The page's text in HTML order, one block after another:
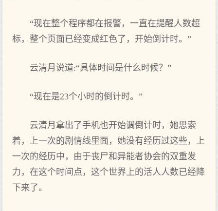
“现在整个程序都在报警，一直在提醒人数超
标，整个页面已经变成红色了，开始倒计时。”
云清月说道:“具体时间是什么时候？”
“现在是23个小时的倒计时。”
云清月拿出了手机也开始调倒计时，她思索
着，上一次的剧情线里面，她没有经历过这些，上
一次的经历中，由于丧尸和异能者协会的双重发
力，在这个时间点，这个世界上的活人人数已经降
下来了。